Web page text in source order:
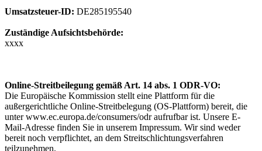
Umsatzsteuer-ID: DE285195540
Zuständige Aufsichtsbehörde:
xxxx
Online-Streitbeilegung gemäß Art. 14 abs. 1 ODR-VO:
Die Europäische Kommission stellt eine Plattform für die
außergerichtliche Online-Streitbelegung (OS-Plattform) bereit, die
unter www.ec.europa.de/consumers/odr aufrufbar ist. Unsere E-
Mail-Adresse finden Sie in unserem Impressum. Wir sind weder
bereit noch verpflichtet, an dem Streitschlichtungsverfahren
teilzunehmen.